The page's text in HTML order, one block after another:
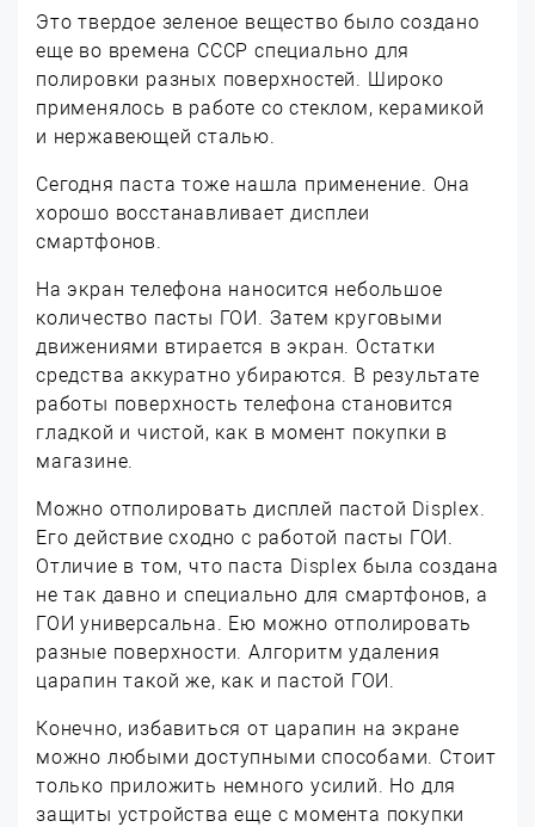
Это твердое зеленое вещество было создано
еще во времена СССР специально для
полировки разных поверхностей. Широко
применялось в работе со стеклом, керамикой
и нержавеющей сталью.
Сегодня паста тоже нашла применение. Она
хорошо восстанавливает дисплеи
смартфонов.
На экран телефона наносится небольшое
количество пасты ГОИ. Затем круговыми
движениями втирается в экран. Остатки
средства аккуратно убираются. В результате
работы поверхность телефона становится
гладкой и чистой, как в момент покупки в
магазине.
Можно отполировать дисплей пастой Displex.
Его действие сходно с работой пасты ГОИ.
Отличие в том, что паста Displex была создана
не так давно и специально для смартфонов, а
ГОИ универсальна. Ею можно отполировать
разные поверхности. Алгоритм удаления
царапин такой же, как и пастой ГОИ.
Конечно, избавиться от царапин на экране
можно любыми доступными способами. Стоит
только приложить немного усилий. Но для
защиты устройства еще с момента покупки